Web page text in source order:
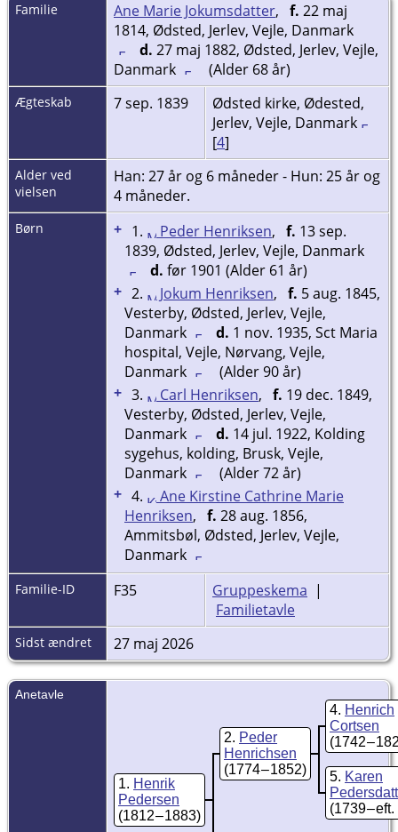
Familie Ane Marie Jokumsdatter, f. 22 maj
1814, Ødsted, Jerlev, Vejle, Danmark
d. 27 maj 1882, Ødsted, Jerlev, Vejle,
Danmark
(Alder 68 år)
Ægteskab 7 sep. 1839
Ødsted kirke, Ødested,
Jerlev, Vejle, Danmark
[4]
Alder ved
vielsen
Han: 27 år og 6 måneder - Hun: 25 år og
4 måneder.
Børn + 1. Peder Henriksen, f. 13 sep.
1839, Ødsted, Jerlev, Vejle, Danmark
d. før 1901 (Alder 61 år)
+ 2. Jokum Henriksen, f. 5 aug. 1845,
Vesterby, Ødsted, Jerlev, Vejle,
Danmark
d. 1 nov. 1935, Sct Maria
hospital, Vejle, Nørvang, Vejle,
Danmark
(Alder 90 år)
+ 3. Carl Henriksen, f. 19 dec. 1849,
Vesterby, Ødsted, Jerlev, Vejle,
Danmark
d. 14 jul. 1922, Kolding
sygehus, kolding, Brusk, Vejle,
Danmark
(Alder 72 år)
+ 4.
Ane Kirstine Cathrine Marie
Henriksen, f. 28 aug. 1856,
Ammitsbøl, Ødsted, Jerlev, Vejle,
Danmark
Familie-ID F35 Gruppeskema |
Familietavle
Sidst ændret 27 maj 2026
Anetavle
1
Henrik
Pedersen
(1812 – 1883)
2
Peder
Henrichsen
(1774 – 1852)
4 Henrich
Cortsen
(1742 –
5 Karen
(1739 –